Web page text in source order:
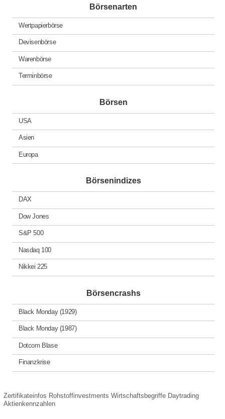
Börsenarten
Wertpapierbörse
Devisenbörse
Warenbörse
Terminbörse
Börsen
USA
Asien
Europa
Börsenindizes
DAX
Dow Jones
S&P 500
Nasdaq 100
Nikkei 225
Börsencrashs
Black Monday (1929)
Black Monday (1987)
Dotcom Blase
Finanzkrise
Zertifikateinfos Rohstoffinvestments Wirtschaftsbegriffe Daytrading
Aktienkennzahlen